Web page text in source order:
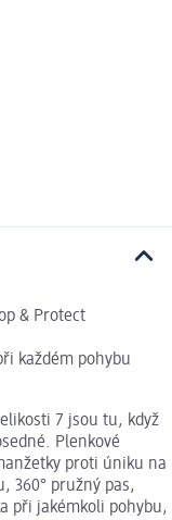
& Protect
každém pohybu
7 jsou tu, když
Plenkové
proti úniku na
360° pružný pas,
při jakémkoli pohybu,